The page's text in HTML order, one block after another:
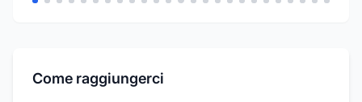
Come raggiungerci